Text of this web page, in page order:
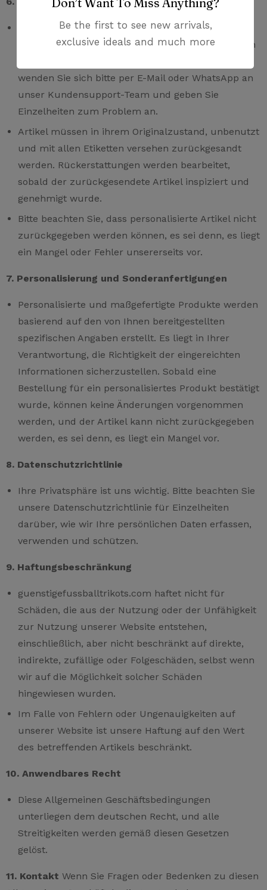
Wir bieten eine Rückgaberichtlinie für fehlerhafte
oder falsche Produkte innerhalb von 14 Tagen nach
wenden Sie sich bitte per E-Mail oder WhatsApp an
unser Kundensupport-Team und geben Sie
Einzelheiten zum Problem an.
Artikel müssen in ihrem Originalzustand, unbenutzt
und mit allen Etiketten versehen zurückgesandt
werden. Rückerstattungen werden bearbeitet,
sobald der zurückgesendete Artikel inspiziert und
genehmigt wurde.
Bitte beachten Sie, dass personalisierte Artikel nicht
zurückgegeben werden können, es sei denn, es liegt
ein Mangel oder Fehler unsererseits vor.
7. Personalisierung und Sonderanfertigungen
Personalisierte und maßgefertigte Produkte werden
basierend auf den von Ihnen bereitgestellten
spezifischen Angaben erstellt. Es liegt in Ihrer
Verantwortung, die Richtigkeit der eingereichten
Informationen sicherzustellen. Sobald eine
Bestellung für ein personalisiertes Produkt bestätigt
wurde, können keine Änderungen vorgenommen
werden, und der Artikel kann nicht zurückgegeben
werden, es sei denn, es liegt ein Mangel vor.
8. Datenschutzrichtlinie
Ihre Privatsphäre ist uns wichtig. Bitte beachten Sie
unsere Datenschutzrichtlinie für Einzelheiten
darüber, wie wir Ihre persönlichen Daten erfassen,
verwenden und schützen.
9. Haftungsbeschränkung
guenstigefussballtrikots.com haftet nicht für
Schäden, die aus der Nutzung oder der Unfähigkeit
zur Nutzung unserer Website entstehen,
einschließlich, aber nicht beschränkt auf direkte,
indirekte, zufällige oder Folgeschäden, selbst wenn
wir auf die Möglichkeit solcher Schäden
hingewiesen wurden.
Im Falle von Fehlern oder Ungenauigkeiten auf
unserer Website ist unsere Haftung auf den Wert
des betreffenden Artikels beschränkt.
10. Anwendbares Recht
Diese Allgemeinen Geschäftsbedingungen
unterliegen dem deutschen Recht, und alle
Streitigkeiten werden gemäß diesen Gesetzen
gelöst.
11. Kontakt Wenn Sie Fragen oder Bedenken zu diesen
Be the first to see new arrivals,
exclusive ideals and much more